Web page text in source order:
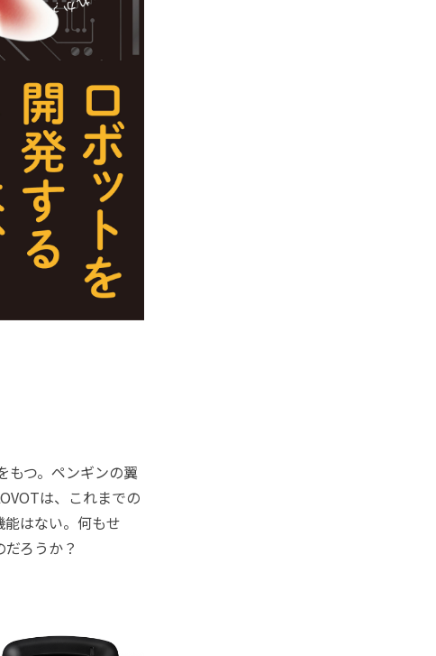
もつ。ペンギンの翼
は、これまでの
はない。何もせ
ろうか？